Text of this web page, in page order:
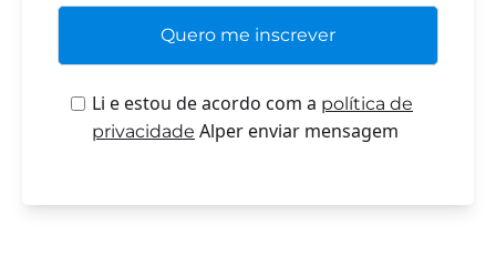
Li e estou de acordo com a política de
privacidade Alper enviar mensagem